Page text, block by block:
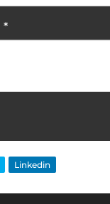
*
Linkedin